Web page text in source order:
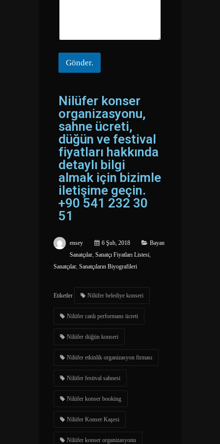
Gönder.
Nilüfer konser
organizasyonu,
sahne ücreti,
düğün ve festival
fiyatları hakkında
detaylı bilgi
almak için bizimle
iletişime geçin.
+90 541 232 30
51
ensey 6 Şub, 2018
Bayan
Sanatçılar, Sanatçı Fiyatları Listesi,
Sanatçılar, Sanatçıların Biyografileri
Etiketler Nilüfer belediye konseri
Nilüfer canlı performans ücreti
Nilüfer düğün konseri
Nilüfer etkinlik organizasyon firması
Nilüfer festival sahnesi
Nilüfer konser booking
Nilüfer Konser Kaşesi
Nilüfer konser organizasyonu